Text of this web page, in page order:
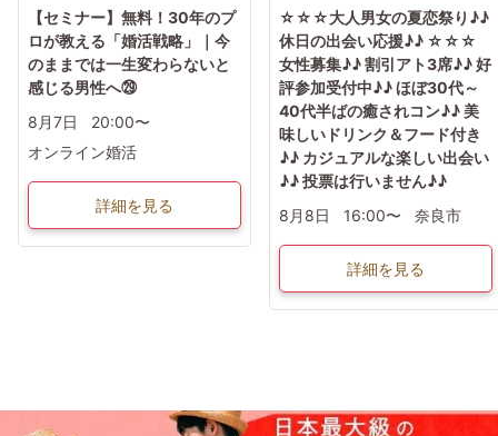
【セミナー】無料！30年のプ
ロが教える「婚活戦略」｜今
のままでは一生変わらないと
感じる男性へ㉙
8月7日
20:00〜
オンライン婚活
詳細を見る
☆☆☆大人男女の夏恋祭り♪♪
休日の出会い応援♪♪ ☆☆☆
女性募集♪♪ 割引アト3席♪♪ 好
評参加受付中♪♪ ほぼ30代～
40代半ばの癒されコン♪♪ 美
味しいドリンク＆フード付き
♪♪ カジュアルな楽しい出会い
♪♪ 投票は行いません♪♪
8月8日
16:00〜 奈良市
詳細を見る